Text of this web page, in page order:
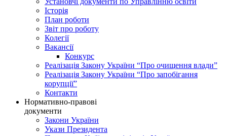
Історія
План роботи
Звіт про роботу
Колегії
Вакансії
Конкурс
Реалізація Закону України “Про очищення влади”
Реалізація Закону України “Про запобігання
корупції”
Контакти
Нормативно-правові
документи
Закони України
Укази Президента